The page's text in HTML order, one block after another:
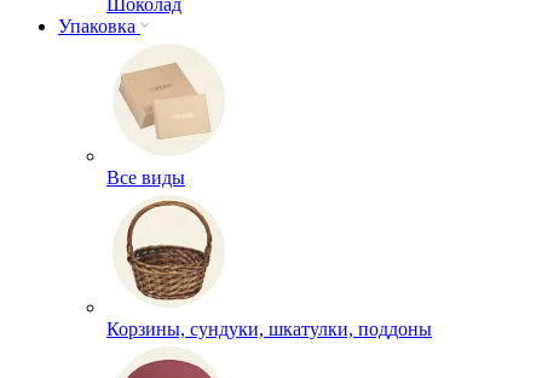
Шоколад
Упаковка
Все виды
Корзины, сундуки, шкатулки, поддоны